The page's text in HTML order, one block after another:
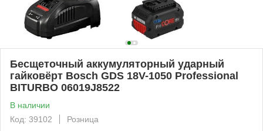
Бесщеточный аккумуляторный ударный
гайковёрт Bosch GDS 18V-1050 Professional
BITURBO 06019J8522
В наличии
Код: 39102
Розница